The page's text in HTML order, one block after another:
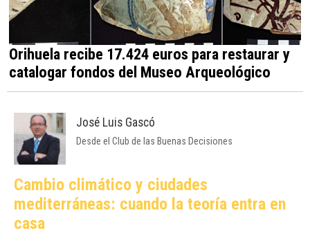
Orihuela recibe 17.424 euros para restaurar y
catalogar fondos del Museo Arqueológico
José Luis Gascó
Desde el Club de las Buenas Decisiones
Cambio climático y ciudades
mediterráneas: cuando la teoría entra en
casa